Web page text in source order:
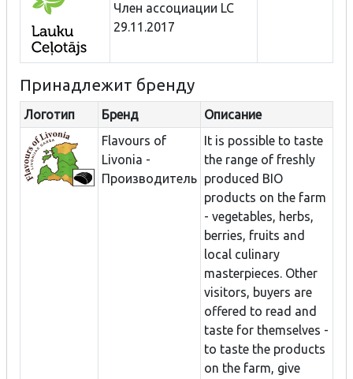
Член ассоциации LC
29.11.2017
Принадлежит бренду
Логотип Бренд
Описание
Flavours of
Livonia -
Производитель
It is possible to taste
the range of freshly
produced BIO
products on the farm
- vegetables, herbs,
berries, fruits and
local culinary
masterpieces. Other
visitors, buyers are
offered to read and
taste for themselves -
to taste the products
on the farm, give